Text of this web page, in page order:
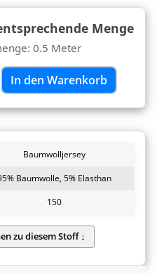
Menge
0.5 Meter
In den Warenkorb
Baumwolljersey
Baumwolle, 5% Elasthan
150